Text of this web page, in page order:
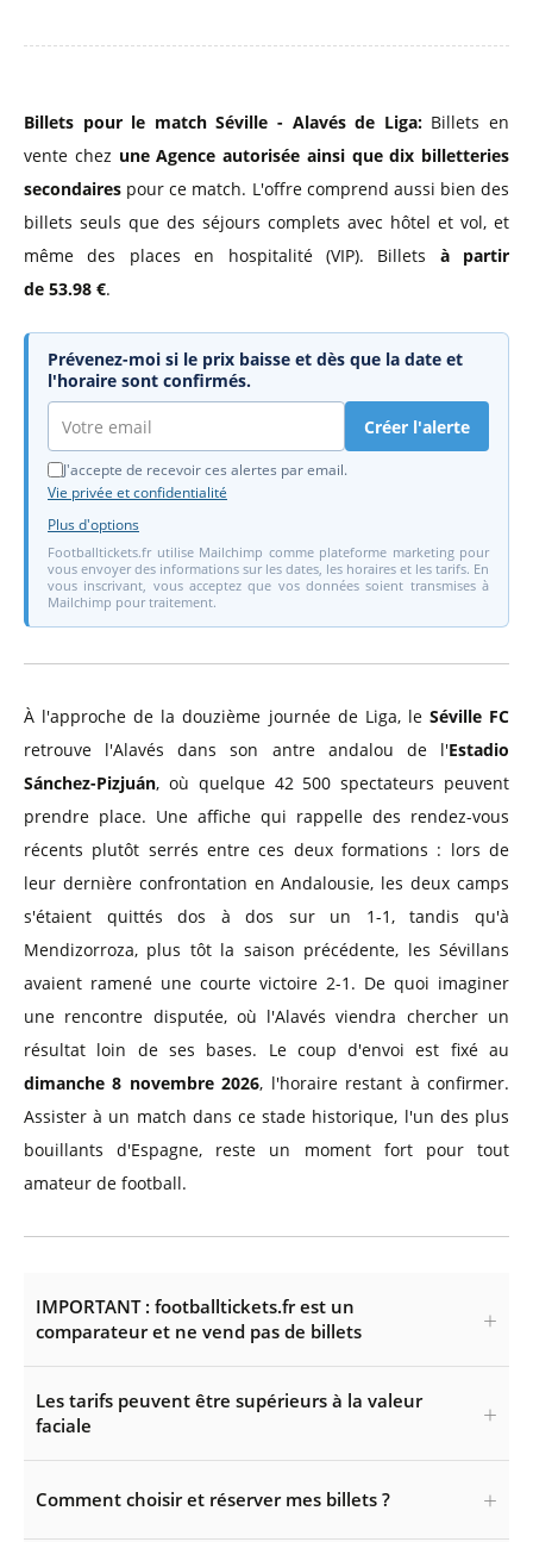
Billets pour le match Séville - Alavés de Liga:Billets en
vente chez une Agence autorisée ainsi que dix billetteries
secondaires pour ce match. L'offre comprend aussi bien des
billets seuls que des séjours complets avec hôtel et vol, et
même des places en hospitalité (VIP). Billets à partir
de 53.98 €.
Prévenez-moi si le prix baisse et dès que la date et
l'horaire sont confirmés.
Créer l'alerte
J'accepte de recevoir ces alertes par email.
Vie privée et confidentialité
Plus d'options
Footballtickets.fr utilise Mailchimp comme plateforme marketing pour
vous envoyer des informations sur les dates, les horaires et les tarifs. En
vous inscrivant, vous acceptez que vos données soient transmises à
Mailchimp pour traitement.
À l'approche de la douzième journée de Liga, le Séville FC
retrouve l'Alavés dans son antre andalou de l'Estadio
Sánchez-Pizjuán, où quelque 42 500 spectateurs peuvent
prendre place. Une affiche qui rappelle des rendez-vous
récents plutôt serrés entre ces deux formations : lors de
leur dernière confrontation en Andalousie, les deux camps
s'étaient quittés dos à dos sur un 1-1, tandis qu'à
Mendizorroza, plus tôt la saison précédente, les Sévillans
avaient ramené une courte victoire 2-1. De quoi imaginer
une rencontre disputée, où l'Alavés viendra chercher un
résultat loin de ses bases. Le coup d'envoi est fixé au
dimanche 8 novembre 2026, l'horaire restant à confirmer.
Assister à un match dans ce stade historique, l'un des plus
bouillants d'Espagne, reste un moment fort pour tout
amateur de football.
IMPORTANT : footballtickets.fr est un
comparateur et ne vend pas de billets
Les tarifs peuvent être supérieurs à la valeur
faciale
Comment choisir et réserver mes billets ?